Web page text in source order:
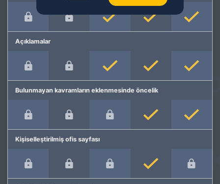
Açıklamalar
Bulunmayan kavramların eklenmesinde öncelik
Kişiselleştirilmiş ofis sayfası